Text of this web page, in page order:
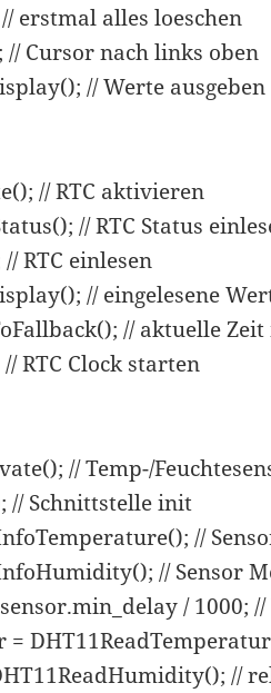
erstmal alles loeschen
// Cursor nach links oben
// Werte ausgeben
// RTC aktivieren
// RTC Status
// RTC einlesen
// eingelesene
// aktuelle
RTC Clock starten
// Temp-/
// Schnittstelle init
//
// Sensor
/ 1000;
//